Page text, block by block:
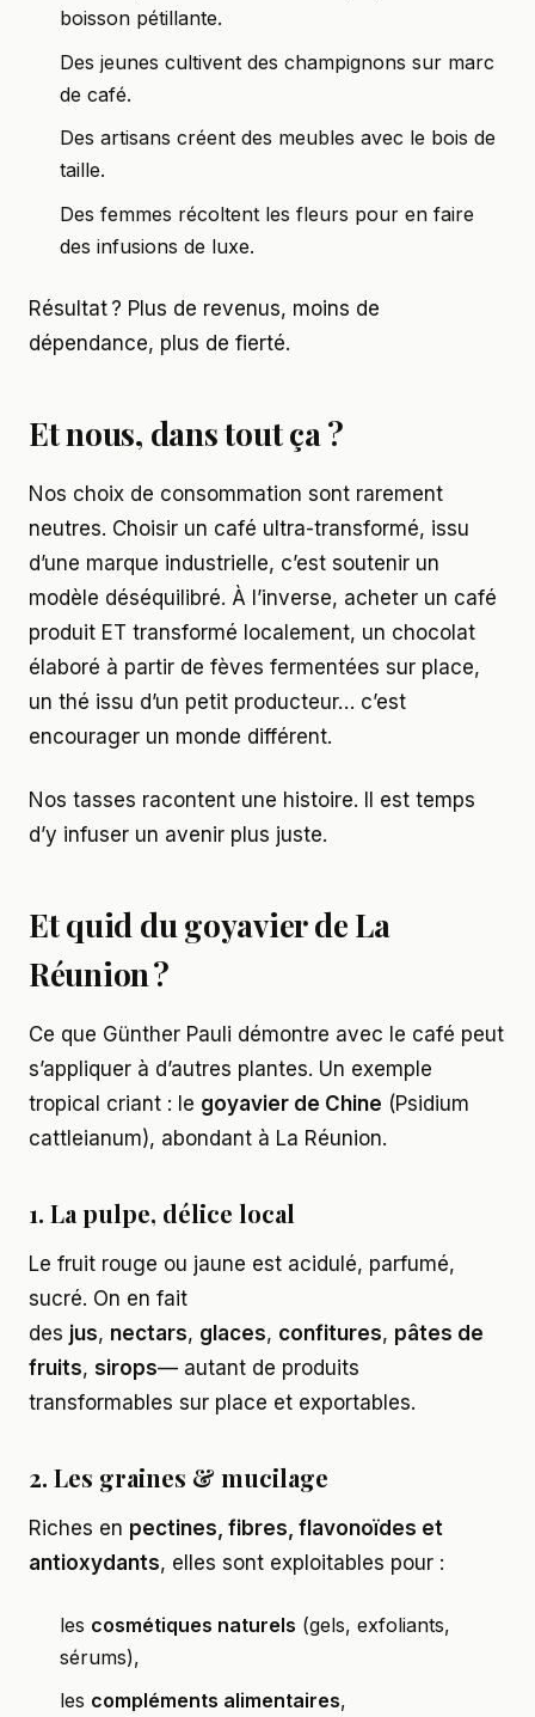
boisson pétillante.
Des jeunes cultivent des champignons sur marc
de café.
Des artisans créent des meubles avec le bois de
taille.
Des femmes récoltent les fleurs pour en faire
des infusions de luxe.
Résultat ? Plus de revenus, moins de
dépendance, plus de fierté.
Et nous, dans tout ça ?
Nos choix de consommation sont rarement
neutres. Choisir un café ultra-transformé, issu
d’une marque industrielle, c’est soutenir un
modèle déséquilibré. À l’inverse, acheter un café
produit ET transformé localement, un chocolat
élaboré à partir de fèves fermentées sur place,
un thé issu d’un petit producteur… c’est
encourager un monde différent.
Nos tasses racontent une histoire. Il est temps
d’y infuser un avenir plus juste.
Et quid du goyavier de La
Réunion ?
Ce que Günther Pauli démontre avec le café peut
s’appliquer à d’autres plantes. Un exemple
tropical criant : le goyavier de Chine (Psidium
cattleianum), abondant à La Réunion.
1. La pulpe, délice local
Le fruit rouge ou jaune est acidulé, parfumé,
sucré. On en fait
des jus, nectars, glaces, confitures, pâtes de
fruits, sirops— autant de produits
transformables sur place et exportables.
2. Les graines & mucilage
Riches en pectines, fibres, flavonoïdes et
antioxydants, elles sont exploitables pour :
les cosmétiques naturels (gels, exfoliants,
sérums),
les compléments alimentaires,